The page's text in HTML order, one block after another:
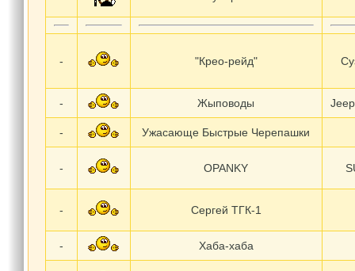
- "Крео-рейд"
- Жыповоды
- Ужасающе Быстрые Черепашки
- OPANKY
- Сергей ТГК-1
- Хаба-хаба